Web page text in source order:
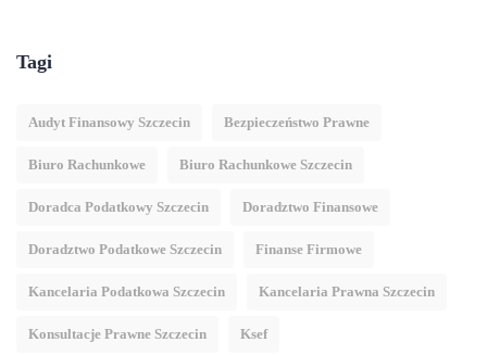
Tagi
Audyt Finansowy Szczecin Bezpieczeństwo Prawne
Biuro Rachunkowe Biuro Rachunkowe Szczecin
Doradca Podatkowy Szczecin Doradztwo Finansowe
Doradztwo Podatkowe Szczecin Finanse Firmowe
Kancelaria Podatkowa Szczecin Kancelaria Prawna Szczecin
Konsultacje Prawne Szczecin Ksef